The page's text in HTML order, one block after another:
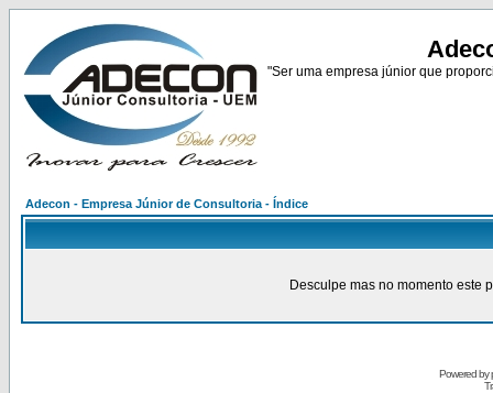
"Ser uma empresa júnior que
Adecon - Empresa Júnior de Consultoria - Índice
Desculpe mas no momento este
Powered by